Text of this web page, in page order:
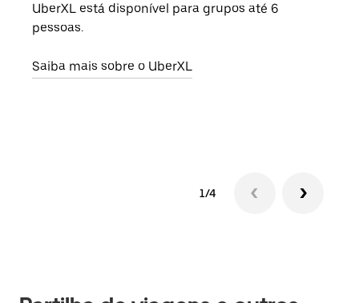
UberXL está disponível para grupos até 6
pessoas.
Saiba mais sobre o UberXL
1/4